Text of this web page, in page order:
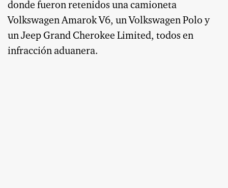
donde fueron retenidos una camioneta
Volkswagen Amarok V6, un Volkswagen Polo y
un Jeep Grand Cherokee Limited, todos en
infracción aduanera.